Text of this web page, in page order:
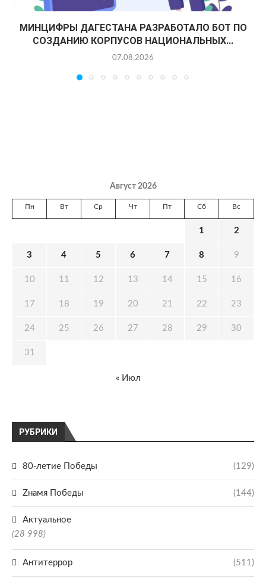
МИНЦИФРЫ ДАГЕСТАНА РАЗРАБОТАЛО БОТ ПО
СОЗДАНИЮ КОРПУСОВ НАЦИОНАЛЬНЫХ...
07.08.2026
РУБРИКИ
80-летие Победы (129)
Zнамя Победы (144)
Актуальное
(28 998)
Антитеррор (511)
Август 2026
Пн Вт Ср Чт Пт Сб Вс
1 2
3 4 5 6 7 8 9
10 11 12 13 14 15 16
17 18 19 20 21 22 23
24 25 26 27 28 29 30
31
« Июл